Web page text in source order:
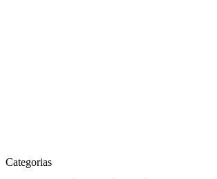
Categorias